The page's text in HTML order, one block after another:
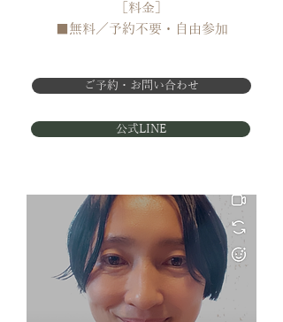
［料金］
■無料／予約不要​・自由参加
ご予約・お問い合わせ
公式LINE